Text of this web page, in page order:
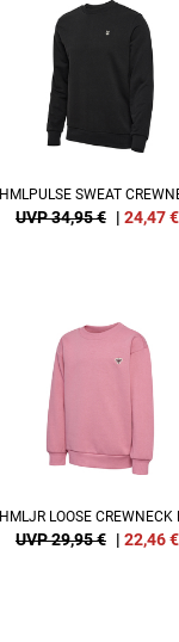
HMLPULSE SWEAT
UVP 34,95 € | 24,47€
HMLJR LOOSE CREWNECK
UVP 29,95 € | 22,46€